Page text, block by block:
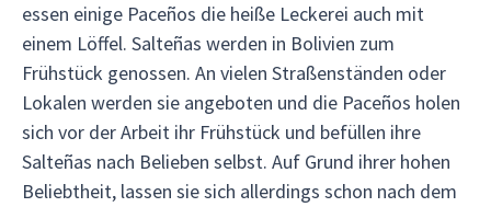
essen einige Paceños die heiße Leckerei auch mit
einem Löffel. Salteñas werden in Bolivien zum
Frühstück genossen. An vielen Straßenständen oder
Lokalen werden sie angeboten und die Paceños holen
sich vor der Arbeit ihr Frühstück und befüllen ihre
Salteñas nach Belieben selbst. Auf Grund ihrer hohen
Beliebtheit, lassen sie sich allerdings schon nach dem